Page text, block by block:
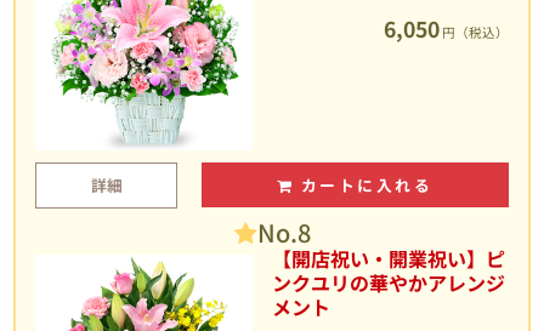
6,050 円（税込）
詳細 カートに入れる
No.8
【開店祝い・開業祝い】ピ
ンクユリの華やかアレンジ
メント